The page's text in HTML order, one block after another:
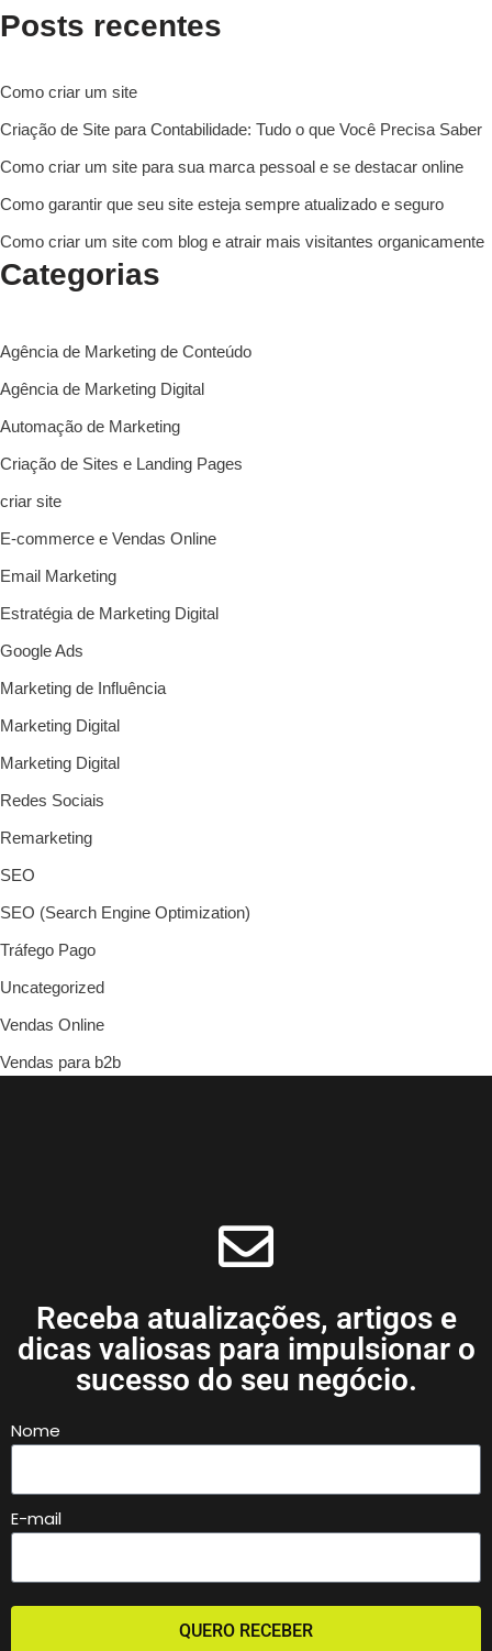
Posts recentes
Como criar um site
Criação de Site para Contabilidade: Tudo o que Você Precisa Saber
Como criar um site para sua marca pessoal e se destacar online
Como garantir que seu site esteja sempre atualizado e seguro
Como criar um site com blog e atrair mais visitantes organicamente
Categorias
Agência de Marketing de Conteúdo
Agência de Marketing Digital
Automação de Marketing
Criação de Sites e Landing Pages
criar site
E-commerce e Vendas Online
Email Marketing
Estratégia de Marketing Digital
Google Ads
Marketing de Influência
Marketing Digital
Marketing Digital
Redes Sociais
Remarketing
SEO
SEO (Search Engine Optimization)
Tráfego Pago
Uncategorized
Vendas Online
Vendas para b2b
Receba atualizações, artigos e
dicas valiosas para impulsionar o
sucesso do seu negócio.
Nome
E-mail
QUERO RECEBER